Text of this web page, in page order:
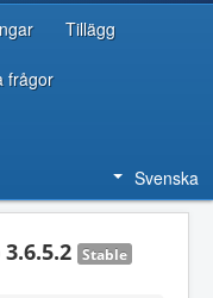
Tillägg
frågor
Svenska
Stable